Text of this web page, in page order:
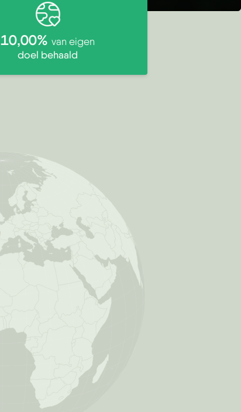
10,00% van eigen
doel behaald